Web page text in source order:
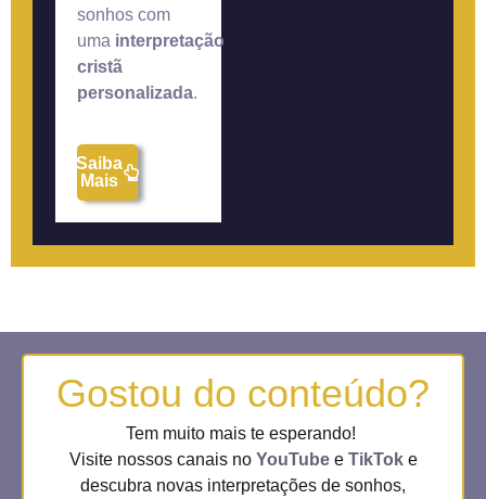
sonhos com
uma interpretação
cristã
personalizada.
Saiba
Mais
Gostou do conteúdo?
Tem muito mais te esperando!
Visite nossos canais no YouTube e TikTok e
descubra novas interpretações de sonhos,